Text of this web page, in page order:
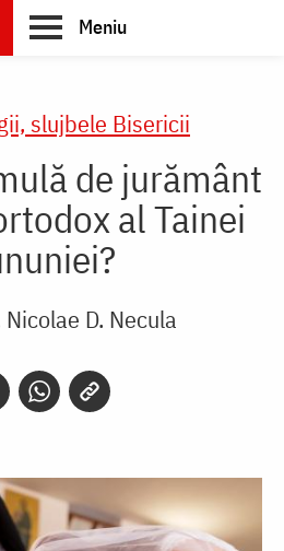
Meniu
slujbele Bisericii
de jurământ
al Tainei
Nicolae D. Necula